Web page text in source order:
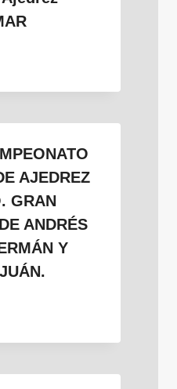
AJEDREZ
GRAN
ANDRÉS
Y